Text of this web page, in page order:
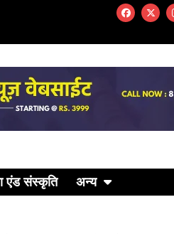
एंड संस्कृति अन्य